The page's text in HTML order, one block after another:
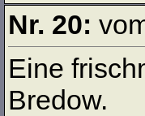
Nr. 20:
Eine
Bredow.